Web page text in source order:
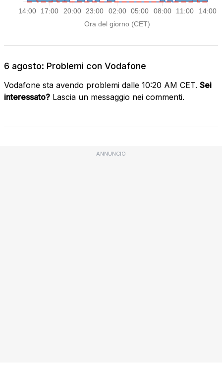
6 agosto: Problemi con Vodafone
Vodafone sta avendo problemi dalle 10:20 AM CET. Sei
interessato? Lascia un messaggio nei commenti.
ANNUNCIO